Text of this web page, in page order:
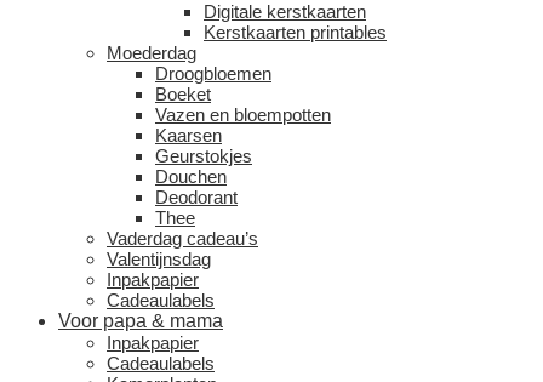
Digitale kerstkaarten
Kerstkaarten printables
Moederdag
Droogbloemen
Boeket
Vazen en bloempotten
Kaarsen
Geurstokjes
Douchen
Deodorant
Thee
Vaderdag cadeau’s
Valentijnsdag
Inpakpapier
Cadeaulabels
Voor papa & mama
Inpakpapier
Cadeaulabels